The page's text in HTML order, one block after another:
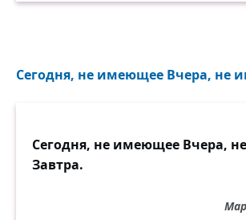
Сегодня, не имеющее Вчера, не
Сегодня, не имеющее Вчера,
Завтра.